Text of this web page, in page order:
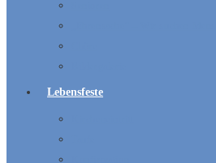
Lebensfeste